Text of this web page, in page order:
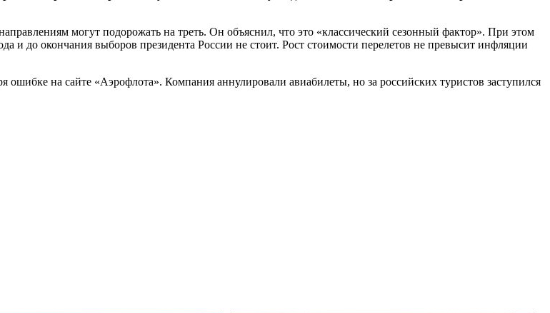
могут подорожать на треть. Он объяснил, что это «классический сезонный фактор». При этом
и до окончания выборов президента России не стоит. Рост стоимости перелетов не превысит инфляции
ошибке на сайте «Аэрофлота». Компания аннулировали авиабилеты, но за российских туристов заступился